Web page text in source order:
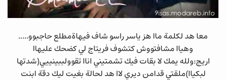
معا هد لكلمة ماا هز ياسر راسو شاف فيهاةمطلع حاجبوو.....
وهياا مشافتووش كتشوف فريتاج لي كضحك عليهاا
اريج:ولله يمك لا بقات فيك تشمتيني اناا تقوولببينييي(شدتها
لبكياا)ملقتي قدامن ديري لاا هد لحالة بغيت ليك دقة ابنت